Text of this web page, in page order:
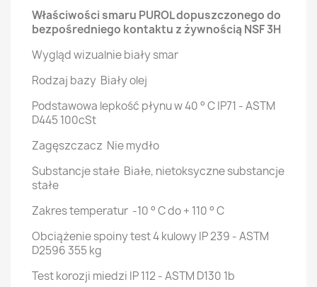
Właściwości smaru PUROL dopuszczonego do
bezpośredniego kontaktu z żywnością NSF 3H
Wygląd wizualnie biały smar
Rodzaj bazy Biały olej
Podstawowa lepkość płynu w 40 ° C IP71 - ASTM
D445 100cSt
Zagęszczacz Nie mydło
Substancje stałe Białe, nietoksyczne substancje
stałe
Zakres temperatur -10 ° C do + 110 ° C
Obciążenie spoiny test 4 kulowy IP 239 - ASTM
D2596 355 kg
Test korozji miedzi IP 112 - ASTM D130 1b